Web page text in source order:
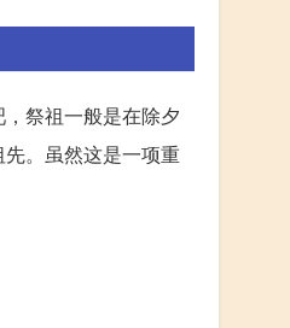
祭祖一般是在除夕
。虽然这是一项重